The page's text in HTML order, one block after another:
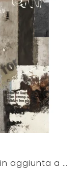
L’arredo della casa accoglie, in aggiunta a mobili e complementi, anche la Carta da parati, elemento davvero originale in un luogo bello da vedere e ...